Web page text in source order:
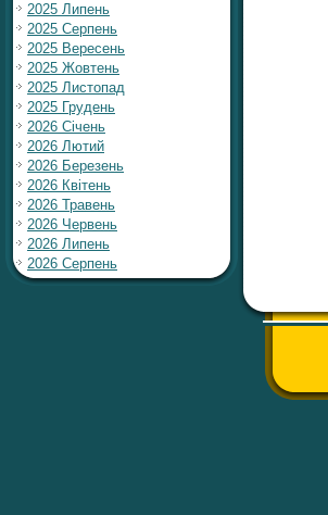
2025 Липень
2025 Серпень
2025 Вересень
2025 Жовтень
2025 Листопад
2025 Грудень
2026 Січень
2026 Лютий
2026 Березень
2026 Квітень
2026 Травень
2026 Червень
2026 Липень
2026 Серпень